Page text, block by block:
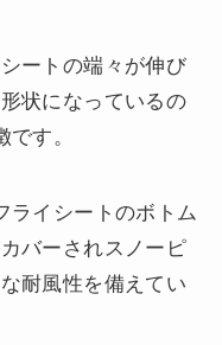
ートの端々が伸び
状になっているの
す。
ライシートのボトム
バーされスノーピ
耐風性を備えてい